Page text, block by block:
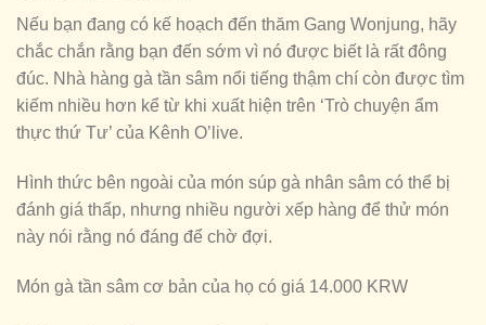
Nếu bạn đang có kế hoạch đến thăm Gang Wonjung, hãy
chắc chắn rằng bạn đến sớm vì nó được biết là rất đông
đúc. Nhà hàng gà tần sâm nổi tiếng thậm chí còn được tìm
kiếm nhiều hơn kể từ khi xuất hiện trên ‘Trò chuyện ẩm
thực thứ Tư’ của Kênh O’live.
Hình thức bên ngoài của món súp gà nhân sâm có thể bị
đánh giá thấp, nhưng nhiều người xếp hàng để thử món
này nói rằng nó đáng để chờ đợi.
Món gà tần sâm cơ bản của họ có giá 14.000 KRW